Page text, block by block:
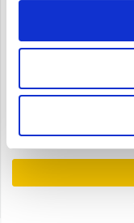
Schokbreker bout
970986
onder